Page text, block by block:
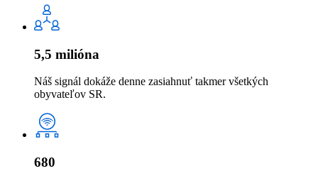
5,5 milióna
Náš signál dokáže denne zasiahnuť takmer všetkých
obyvateľov SR.
680